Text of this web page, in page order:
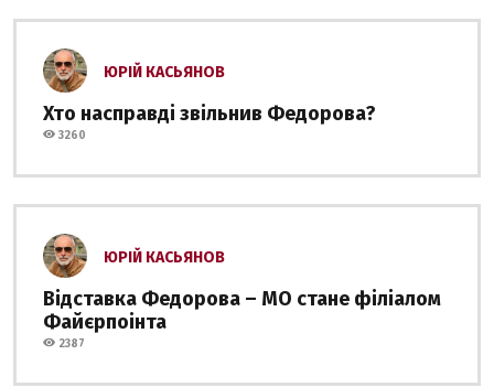
ЮРІЙ КАСЬЯНОВ
Хто насправді звільнив Федорова?
3260
ЮРІЙ КАСЬЯНОВ
Відставка Федорова – МО стане філіалом
Файєрпоінта
2387